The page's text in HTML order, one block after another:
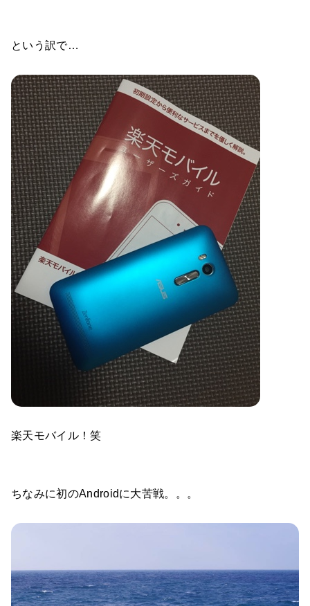
という訳で…
楽天モバイル！笑
ちなみに初のAndroidに大苦戦。。。